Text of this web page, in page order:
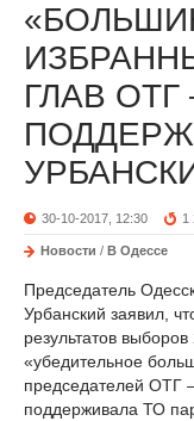
ГЛАВ
30-10-2017, 12:30 1
Новости / В Одессе
Председатель
Урбанский заявил,
результатов
«убедительное
председателей ОТГ
поддерживала ТО